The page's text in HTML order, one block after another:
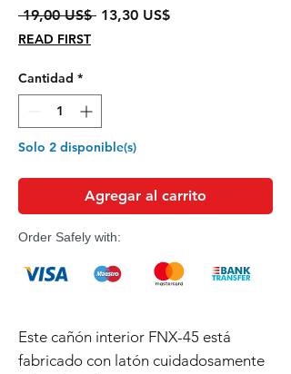
19,00 US$ Precio
13,30 US$Precio
READ FIRST
Cantidad *
Solo 2 disponible(s)
Agregar al carrito
Order Safely with:
Este cañón interior FNX-45 está
fabricado con latón cuidadosamente